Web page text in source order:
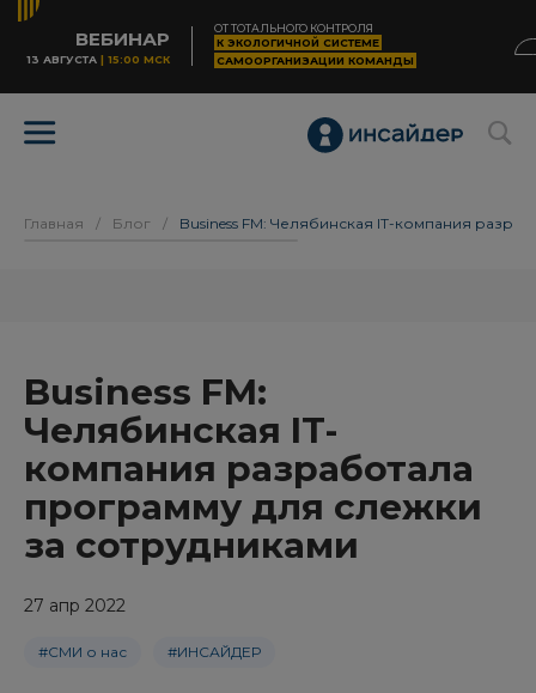
ВЕБИНАР
13 АВГУСТА | 15:00 МСК
ОТ ТОТАЛЬНОГО КОНТРОЛЯ
К ЭКОЛОГИЧНОЙ СИСТЕМЕ
САМООРГАНИЗАЦИИ КОМАНДЫ
Главная / Блог / Business FM: Челябинская IT-компания
Business FM:
Челябинская IT-
компания разработала
программу для слежки
за сотрудниками
27 апр 2022
#СМИ о нас #ИНСАЙДЕР